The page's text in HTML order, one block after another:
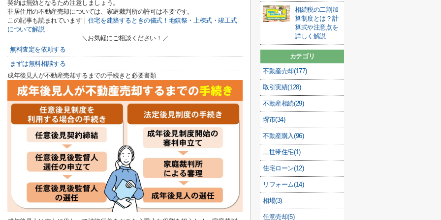
契約は無効となるため注意しましょう。
非居住用の不動産売却については、家庭裁判所の許可は不要です。
この記事も読まれています｜ 住宅を建築するときの儀式！地鎮祭・上棟式・竣工式
について解説
＼お気軽にご相談ください！／
無料査定を依頼する
まずは無料相談する
成年後見人が不動産売却するまでの手続きと必要書類
相続税の二割加
算制度とは？計
算式や注意点を
詳しく解説
カテゴリ
不動産売却(177)
取引実績(128)
不動産相続(29)
堺市(34)
不動産購入(96)
二世帯住宅(1)
住宅ローン(12)
リフォーム(14)
相場(3)
任意売却(5)